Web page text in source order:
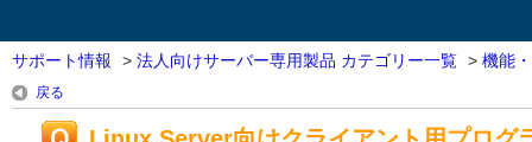
サポート情報 > 法人向けサーバー専用製品 カテゴリー一覧 > 機能
戻る